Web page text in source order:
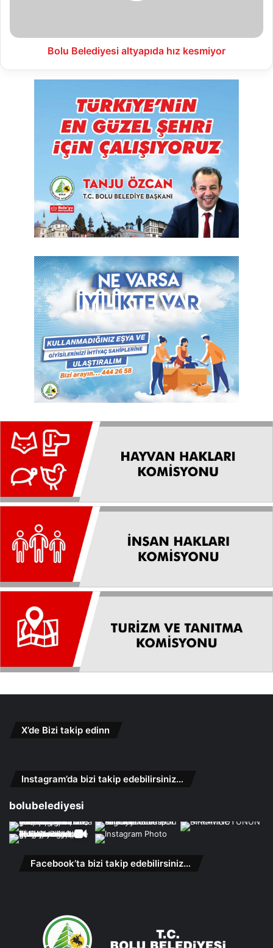
Bolu Belediyesi altyapıda hız kesmiyor
X’de Bizi takip edinn
Instagram’da bizi takip edebilirsiniz…
bolubelediyesi
Facebook’ta bizi takip edebilirsiniz…